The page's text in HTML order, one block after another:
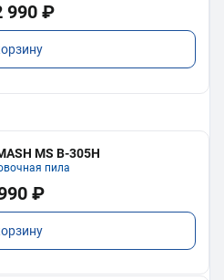
990 ₽
MS B-305H
пила
₽